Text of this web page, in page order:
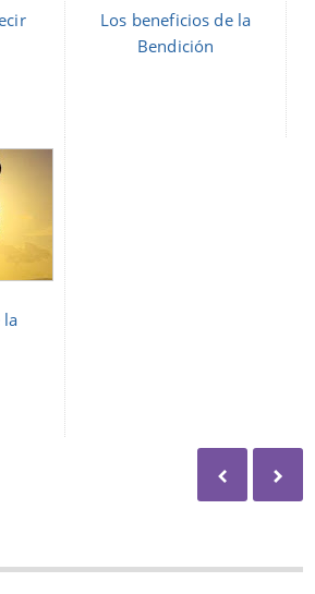
Los beneficios de la
Bendición
la